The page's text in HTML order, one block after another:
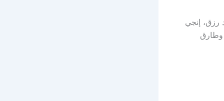
رزق، إنجي
وطارق